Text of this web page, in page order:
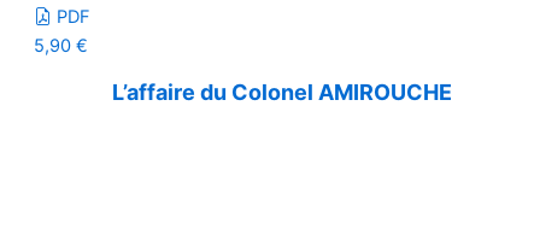
PDF
5,90 €
L’affaire du Colonel AMIROUCHE